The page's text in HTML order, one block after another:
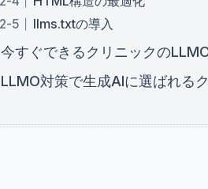
llms.txtの導入
今すぐできるクリニックの
LLMO対策で生成AIに選ばれる